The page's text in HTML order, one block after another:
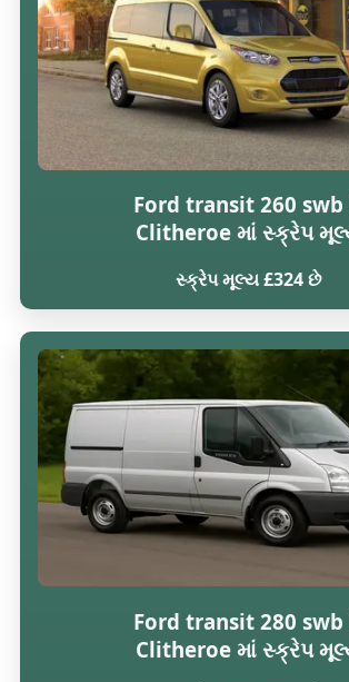
Ford transit 260
Clitheroe માં સ્ક્રેપ
સ્ક્રેપ મૂલ્ય £324 છે
Ford transit 280
Clitheroe માં સ્ક્રેપ